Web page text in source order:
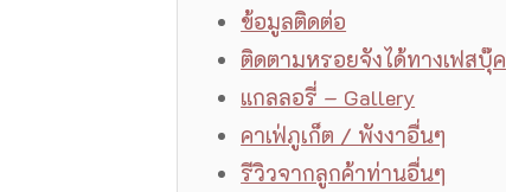
ข้อมูลติดต่อ
ติดตามหรอยจังได้ทางเฟสบุ๊ค
แกลลอรี่ – Gallery
คาเฟ่ภูเก็ต / พังงาอื่นๆ
รีวิวจากลูกค้าท่านอื่นๆ